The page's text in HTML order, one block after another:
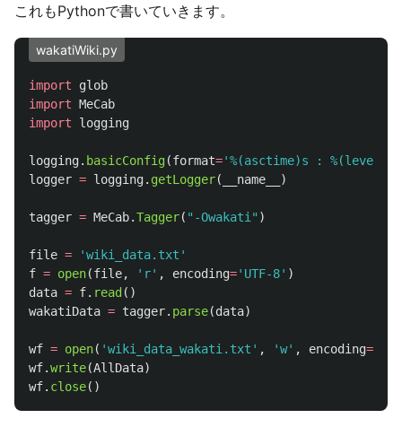
これもPythonで書いていきます。
wakatiWiki.py
import
glob
import MeCab
import
logging
logging. basicConfig(format='%(asctime)s :
logger = logging. getLogger( __name__ )
tagger = MeCab.Tagger( " -Owakati" )
file = 'wiki_data.txt '
f = open(file, ' r' , encoding=' UTF-8' )
data = f. read ()
wakatiData = tagger. parse(data)
wf = open( 'wiki_data_wakati.txt ' , 'w' , encoding=
wf.write(AllData)
wf. close()